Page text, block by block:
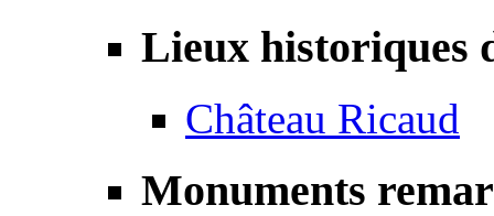
Lieux historiques
Château Ricaud
Monuments